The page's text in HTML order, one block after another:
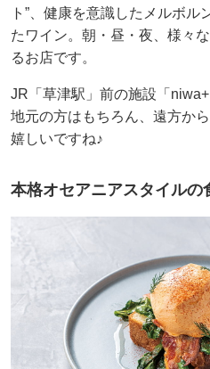
ト”、健康を意識したメルボ
たワイン。朝・昼・夜、様々
るお店です。
JR「草津駅」前の施設「
地元の方はもちろん、遠方か
嬉しいですね♪
本格オセアニアスタイルの